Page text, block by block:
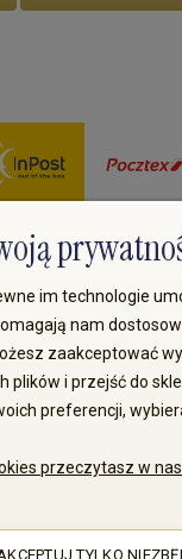
/ Ms70 Sp. z o.o.
treści i zdjęć bez
im technologie
nam
zaakceptować
plików i przejść do
preferencji,
przeczytasz w
TYLKO